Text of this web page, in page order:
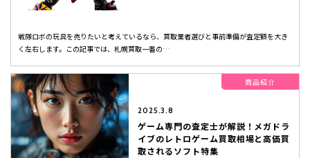
戦隊ロボの玩具を売りたいと考えているなら、買取業者選びと事前準備が査定額を大き
く左右します。この記事では、札幌買取一番の…
商品紹介
2025.3.8
ゲーム専門の査定士が解説！メガドラ
イブのレトロゲーム買取相場と高価買
取されるソフト特集